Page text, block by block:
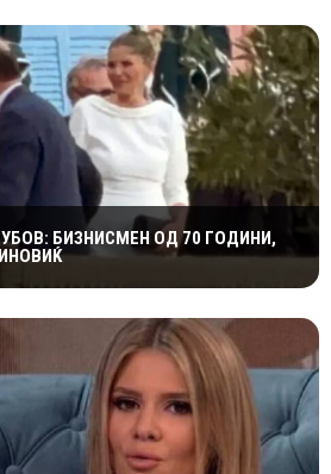
БИЗНИСМЕН ОД 70 ГОДИНИ,